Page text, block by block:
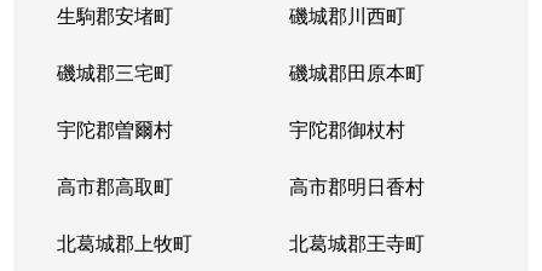
生駒郡安堵町 磯城郡川西町
磯城郡三宅町 磯城郡田原本町
宇陀郡曽爾村 宇陀郡御杖村
高市郡高取町 高市郡明日香村
北葛城郡上牧町 北葛城郡王寺町